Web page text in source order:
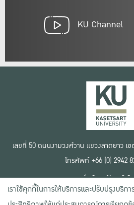
KU Channel
เลขที่ 50 ถนนงามวงศ์วาน แขวงลาดยาว เ
โทรศัพท์ +66 (0) 2942
เงื่อนไขการใช้งานเว็บไ
ข้อตกลงด้านสิทธิ์ใช้งา
นโยบายความเป็นส่วน
เราใช้คุกกี้ในการให้บริการและปรับปรุงบริก